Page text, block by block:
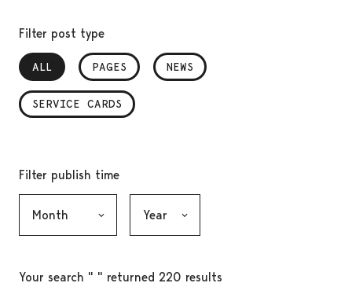
Filter post type
ALL
, SELECTEDPAGES NEWS
SERVICE CARDS
Filter publish time
Your search " " returned 220 results